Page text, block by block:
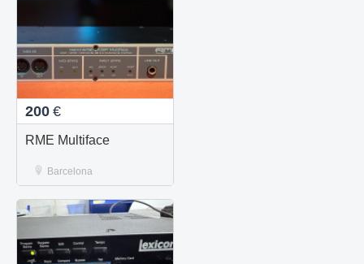
200 €
RME Multiface
Barcelona